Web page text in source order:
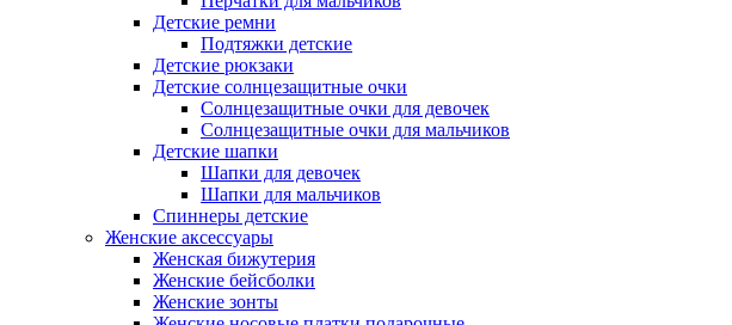
Детские ремни
Подтяжки детские
Детские рюкзаки
Детские солнцезащитные очки
Солнцезащитные очки для девочек
Солнцезащитные очки для мальчиков
Детские шапки
Шапки для девочек
Шапки для мальчиков
Спиннеры детские
Женские аксессуары
Женская бижутерия
Женские бейсболки
Женские зонты